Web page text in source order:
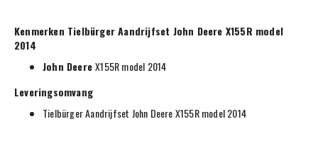
Kenmerken Tielbürger Aandrijfset John Deere X155R model
2014
John DeereX155R model 2014
Leveringsomvang
Tielbürger Aandrijfset John Deere X155R model 2014